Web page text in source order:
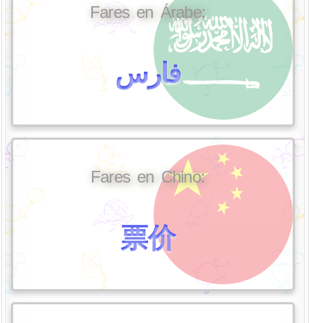
Fares en Árabe:
فارس
Fares en Chino:
票价